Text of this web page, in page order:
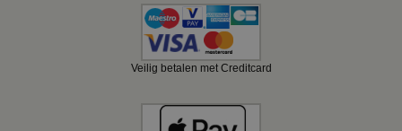
Veilig betalen met Creditcard